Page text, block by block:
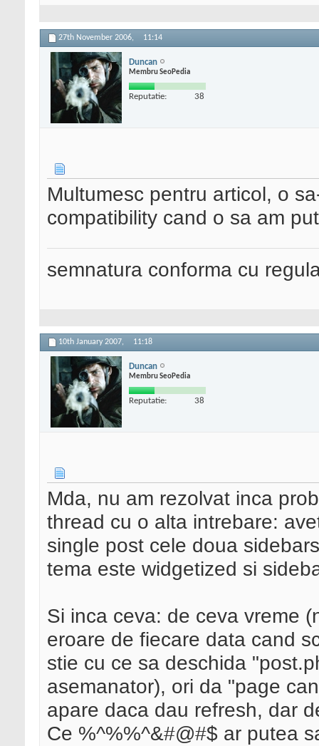
27th November 2006, 11:14
Duncan
Membru SeoPedia
Reputatie: 38
Multumesc pentru articol, o
compatibility cand o sa am
semnatura conforma cu
10th January 2007, 11:18
Duncan
Membru SeoPedia
Reputatie: 38
Mda, nu am rezolvat inca
thread cu o alta intrebare:
single post cele doua
tema este widgetized si
Si inca ceva: de ceva vreme
eroare de fiecare data cand
stie cu ce sa deschida
asemanator), ori da "page
apare daca dau refresh, dar
Ce %^%%^&#@#$ ar putea